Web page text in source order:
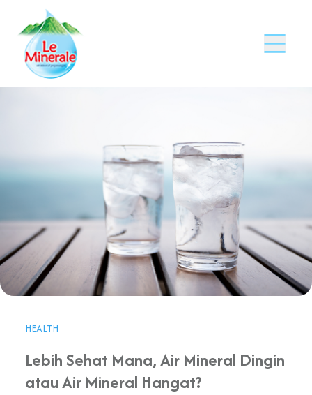
HEALTH
Lebih Sehat Mana, Air Mineral Dingin
atau Air Mineral Hangat?